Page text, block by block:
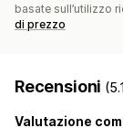
basate sull’utilizzo
di prezzo
Recensioni
Valutazione